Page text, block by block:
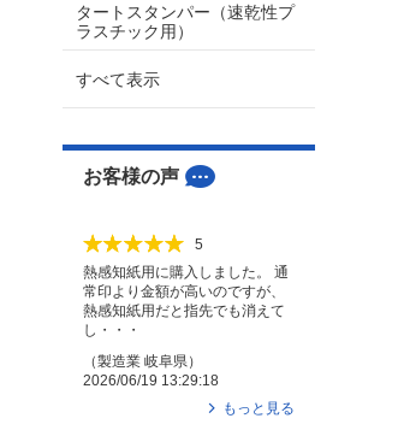
タートスタンパー（速乾性プ
ラスチック用）
すべて表示
お客様の声
5
熱感知紙用に購入しました。 通
常印より金額が高いのですが、
熱感知紙用だと指先でも消えて
し・・・
（製造業 岐阜県 ）
2026/06/19 13:29:18
もっと見る